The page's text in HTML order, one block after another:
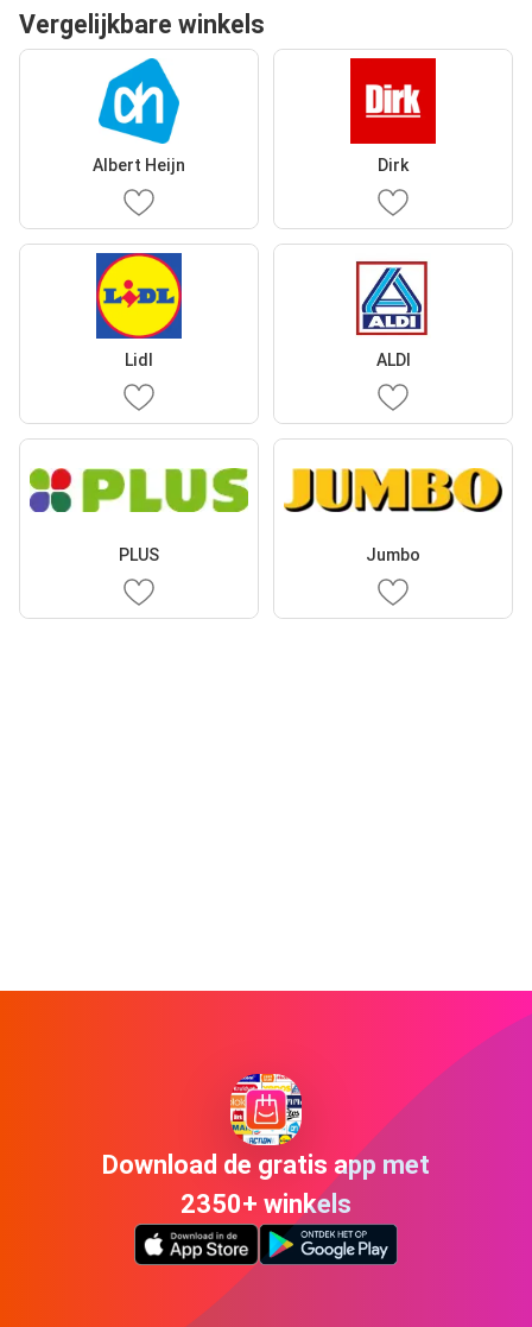
Vergelijkbare winkels
Albert Heijn Dirk
Lidl ALDI
PLUS Jumbo
Download de gratis app met
2350+ winkels